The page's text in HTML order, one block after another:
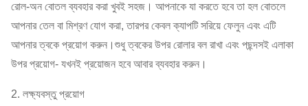
রোল-অন বোতল ব্যবহার করা খুবই সহজ। আপনাকে যা করতে হবে তা হল বোতলে
আপনার তেল বা মিশ্রণ যোগ করা, তারপর কেবল ক্যাপটি সরিয়ে ফেলুন এবং এটি
আপনার ত্বকে প্রয়োগ করুন।শুধু ত্বকের উপর রোলার বল রাখা এবং পছন্দসই এলাকা
উপর প্রয়োগ- যখনই প্রয়োজন হবে আবার ব্যবহার করুন।
2. লক্ষ্যবস্তু প্রয়োগ